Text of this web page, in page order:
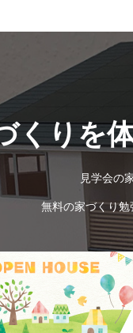
くりを
見学会の
無料の家づくり